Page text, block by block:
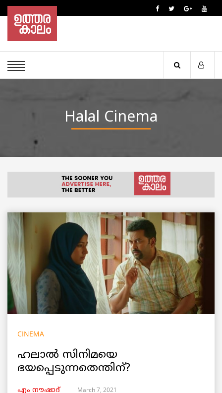
Halal Cinema
CINEMA
ഹലാൽ സിനിമയെ
ഭയപ്പെടുന്നതെന്തിന്?
എം നൗഷാദ് March 7, 2021